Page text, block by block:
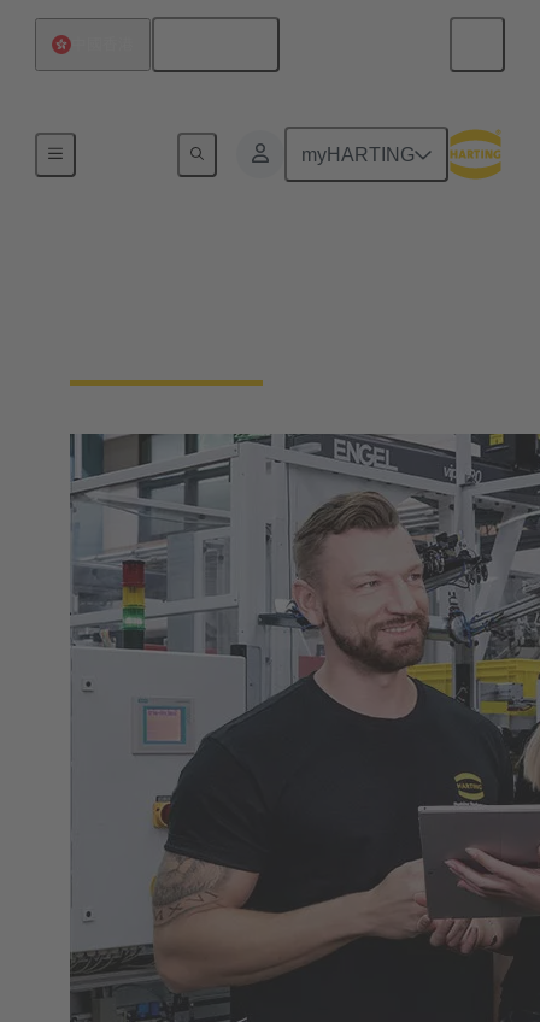
myHARTING